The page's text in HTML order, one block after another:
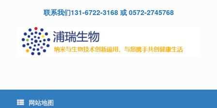
联系我们131-6722-3168 或 0572-2745768
网站地图